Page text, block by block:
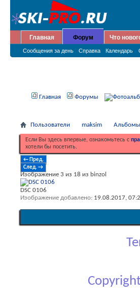
Главная Форум
Сообщения за день Справка Календарь
Что
Главная Форумы
Пользователи maksim Альбомы
Если Вы здесь впервые, ознакомьтесь с
хотели бы посетить.
← Пред.
След. →
Изображение 3 из 18 из binzol
DSC 0106
Изображение добавлено 19.08.2017,